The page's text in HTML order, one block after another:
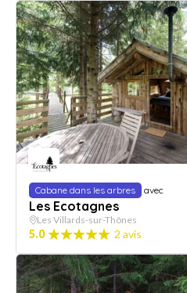
Cabane dans les arbres avec
Les Ecotagnes
Les Villards-sur-Thônes
5.0 2 avis